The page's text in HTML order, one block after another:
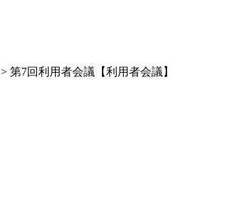
> 第7回利用者会議【利用者会議】